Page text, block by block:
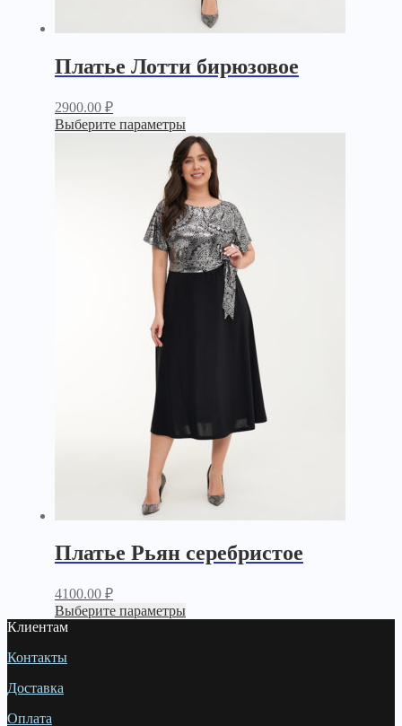
Платье Лотти бирюзовое
2900.00 ₽
Выберите параметры
Платье Рьян серебристое
4100.00 ₽
Выберите параметры
Клиентам
Контакты
Доставка
Оплата